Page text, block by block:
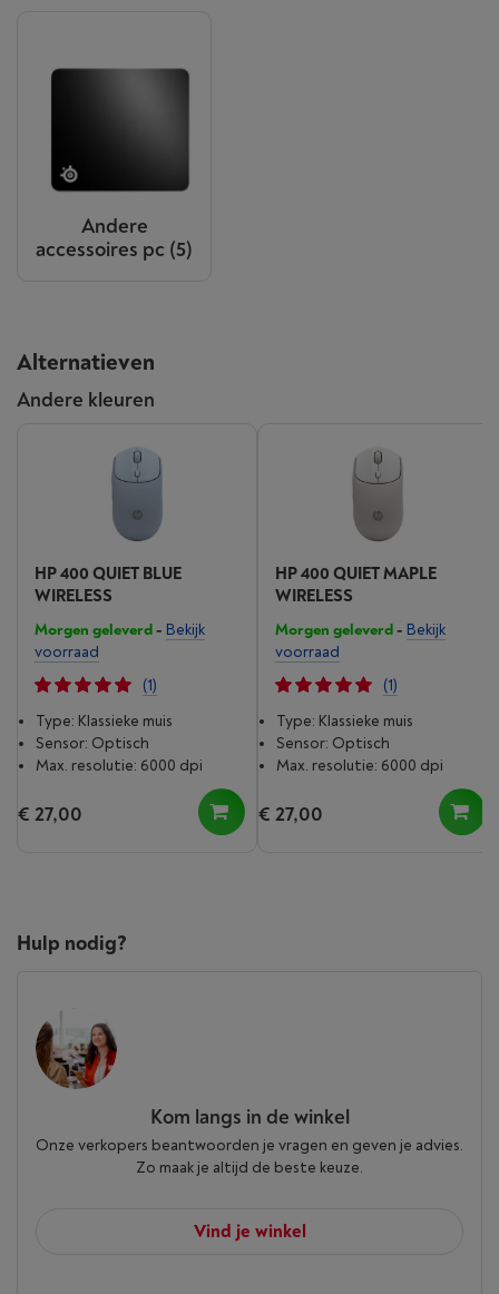
Andere
accessoires pc (5)
Alternatieven
Andere kleuren
HP 400 QUIET BLUE
WIRELESS
Morgen geleverd- Bekijk
voorraad
(1)
Type: Klassieke muis
Sensor: Optisch
Max. resolutie: 6000 dpi
€ 27,00
HP 400 QUIET MAPLE
WIRELESS
Morgen geleverd- Bekijk
voorraad
(1)
Type: Klassieke muis
Sensor: Optisch
Max. resolutie: 6000 dpi
€ 27,00
Hulp nodig?
Kom langs in de winkel
Onze verkopers beantwoorden je vragen en geven je advies.
Zo maak je altijd de beste keuze.
Vind je winkel